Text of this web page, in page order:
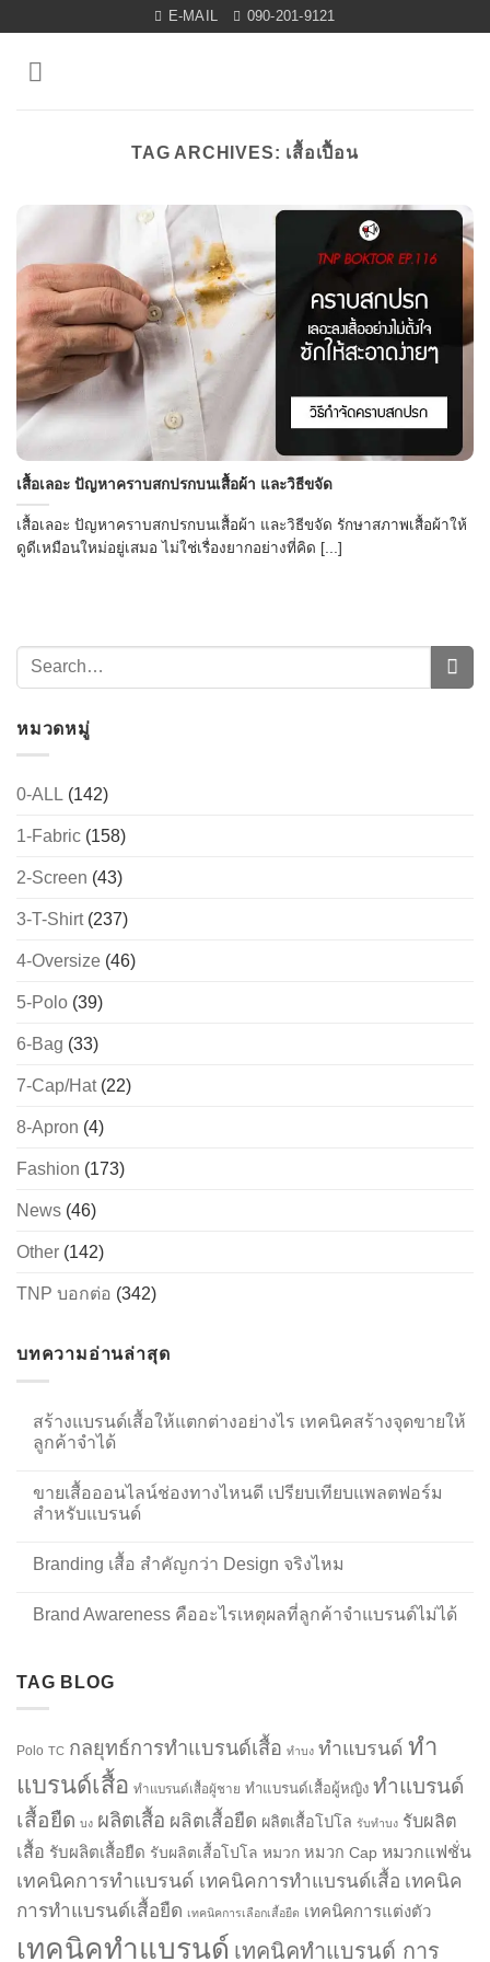
content
E-MAIL 090-201-9121
TAG ARCHIVES: เสื้อเปื้อน
เสื้อเลอะ ปัญหาคราบสกปรกบนเสื้อผ้า และวิธีขจัด
เสื้อเลอะ ปัญหาคราบสกปรกบนเสื้อผ้า และวิธีขจัด รักษาสภาพเสื้อผ้าให้
ดูดีเหมือนใหม่อยู่เสมอ ไม่ใช่เรื่องยากอย่างที่คิด [...]
หมวดหมู่
0-ALL (142)
1-Fabric (158)
2-Screen (43)
3-T-Shirt(237)
4-Oversize (46)
5-Polo (39)
6-Bag (33)
7-Cap/Hat(22)
8-Apron (4)
Fashion (173)
News (46)
Other (142)
TNP บอกต่อ (342)
บทความอ่านล่าสุด
สร้างแบรนด์เสื้อให้แตกต่างอย่างไร เทคนิคสร้างจุดขายให้
ลูกค้าจำได้
ขายเสื้อออนไลน์ช่องทางไหนดี เปรียบเทียบแพลตฟอร์ม
สำหรับแบรนด์
Branding เสื้อ สำคัญกว่า Design จริงไหม
Brand Awareness คืออะไรเหตุผลที่ลูกค้าจำแบรนด์ไม่ได้
TAG BLOG
Polo TC กลยุทธ์การทำแบรนด์เสื้อ ทำบง ทำแบรนด์ ทำ
แบรนด์เสื้อ ทำแบรนด์เสื้อผู้ชาย ทำแบรนด์เสื้อผู้หญิง ทำแบรนด์
เสื้อยืด บง ผลิตเสื้อ ผลิตเสื้อยืด ผลิตเสื้อโปโล รับทำบง รับผลิต
เสื้อ รับผลิตเสื้อยืด รับผลิตเสื้อโปโล หมวก หมวก Cap หมวกแฟชั่น
เทคนิคการทำแบรนด์ เทคนิคการทำแบรนด์เสื้อ เทคนิค
การทำแบรนด์เสื้อยืด เทคนิคการเลือกเสื้อยืด เทคนิคการแต่งตัว
เทคนิคทำแบรนด์ เทคนิคทำแบรนด์ การ